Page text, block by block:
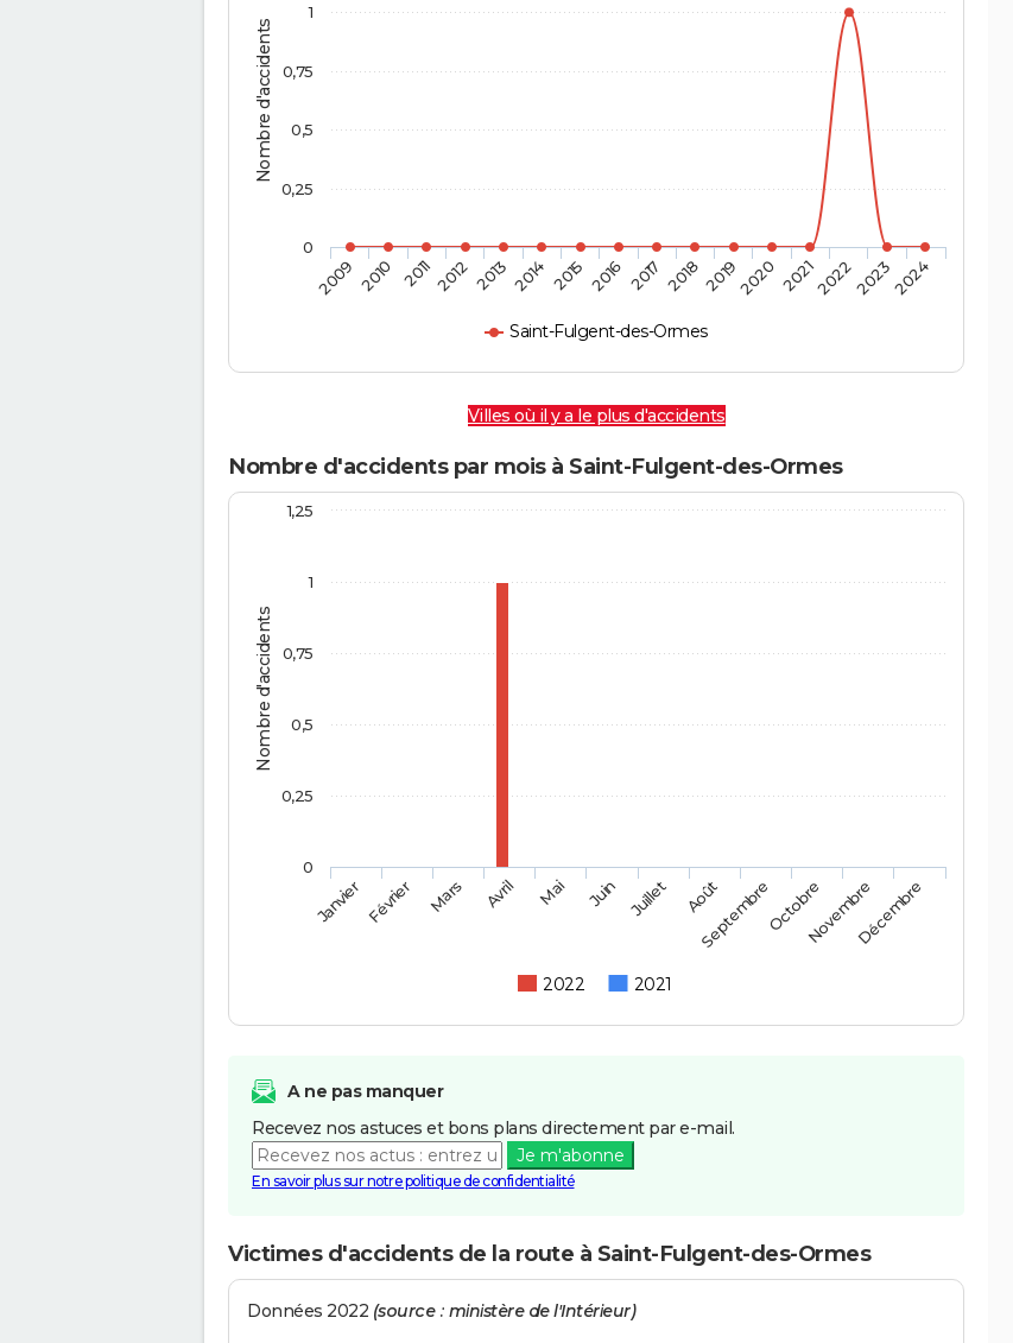
Nombre d'accidents
Saint-Fulgent-des-Ormes
2009 2010 20112012 2013 2014 2015 2016 2017 201820192020 2021202220232024
0
0,25
0,5
0,75
1
Villes où il y a le plus d'accidents
Nombre d'accidents par mois à Saint-Fulgent-des-Ormes
Nombre d'accidents
2022 2021
JanvierFévrier Mars Avril Mai Juin Juillet Août
SeptembreOctobreNovembreDécembre
0
1
0,25
0,5
0,75
1,25
A ne pas manquer
Recevez nos astuces et bons plans directement par e-mail.
Je m'abonne
En savoir plus sur notre politique de confidentialité
Victimes d'accidents de la route à Saint-Fulgent-des-Ormes
Données 2022 (source : ministère de l'Intérieur)